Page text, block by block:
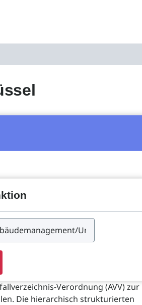
Verordnung (AVV) zur
Die hierarchisch strukturierten